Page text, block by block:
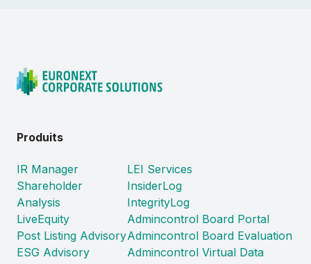
Produits
IR Manager
Shareholder
Analysis
LiveEquity
Post Listing Advisory
ESG Advisory
LEI Services
InsiderLog
IntegrityLog
Admincontrol Board Portal
Admincontrol Board Evaluation
Admincontrol Virtual Data